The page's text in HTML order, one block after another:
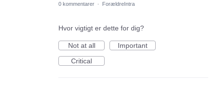
0 kommentarer · ForældreIntra
Hvor vigtigt er dette for dig?
Not at all
Important
Critical